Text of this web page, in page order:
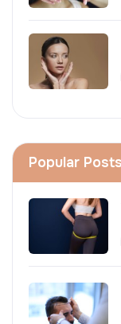
Popular Posts